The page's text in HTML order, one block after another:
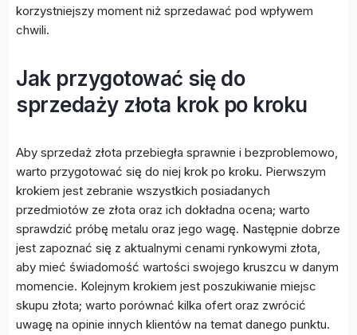
korzystniejszy moment niż sprzedawać pod wpływem
chwili.
Jak przygotować się do
sprzedaży złota krok po kroku
Aby sprzedaż złota przebiegła sprawnie i bezproblemowo,
warto przygotować się do niej krok po kroku. Pierwszym
krokiem jest zebranie wszystkich posiadanych
przedmiotów ze złota oraz ich dokładna ocena; warto
sprawdzić próbę metalu oraz jego wagę. Następnie dobrze
jest zapoznać się z aktualnymi cenami rynkowymi złota,
aby mieć świadomość wartości swojego kruszcu w danym
momencie. Kolejnym krokiem jest poszukiwanie miejsc
skupu złota; warto porównać kilka ofert oraz zwrócić
uwagę na opinie innych klientów na temat danego punktu.